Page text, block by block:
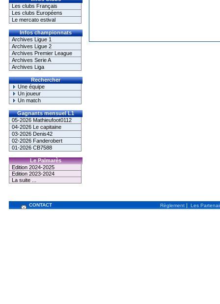
Les clubs Français
Les clubs Européens
Le mercato estival
Infos championnats
Archives Ligue 1
Archives Ligue 2
Archives Premier League
Archives Serie A
Archives Liga
Rechercher
Une équipe
Un joueur
Un match
Gagnants mensuel L1
05-2026 Mathieufoot0112
04-2026 Le capitaine
03-2026 Denis42
02-2026 Fanderobert
01-2026 CB7588
Le Palmarès
Edition 2024-2025
Edition 2023-2024
La suite ...
CONTACT Règlement | Les